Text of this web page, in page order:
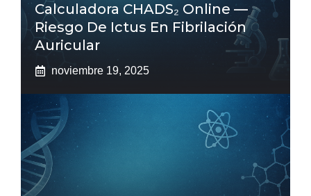
Calculadora CHADS₂ Online —
Riesgo De Ictus En Fibrilación
Auricular
noviembre 19, 2025